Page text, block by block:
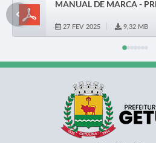
Contato
Transparência
Newslatter
Telefones Úteis
Serviços Online
MANUAL DE MARCA -
27 FEV 2025 9,32 MB